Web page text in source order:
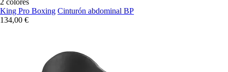
2 colores
King Pro Boxing Cinturón abdominal BP
134,00 €